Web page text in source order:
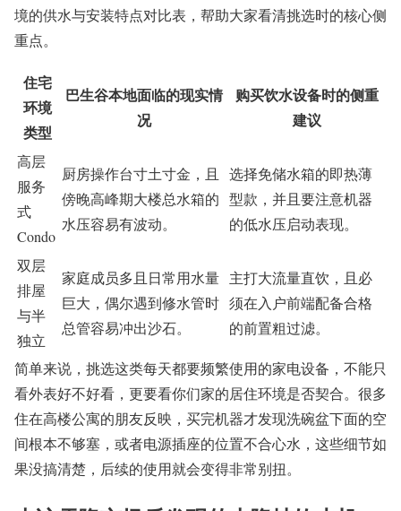
境的供水与安装特点对比表，帮助大家看清挑选时的核心侧
重点。
住宅
环境
类型
巴生谷本地面临的现实情
况
购买饮水设备时的侧重
建议
高层
服务
式
Condo
厨房操作台寸土寸金，且
傍晚高峰期大楼总水箱的
水压容易有波动。
选择免储水箱的即热薄
型款，并且要注意机器
的低水压启动表现。
双层
排屋
与半
独立
家庭成员多且日常用水量
巨大，偶尔遇到修水管时
总管容易冲出沙石。
主打大流量直饮，且必
须在入户前端配备合格
的前置粗过滤。
简单来说，挑选这类每天都要频繁使用的家电设备，不能只
看外表好不好看，更要看你们家的居住环境是否契合。很多
住在高楼公寓的朋友反映，买完机器才发现洗碗盆下面的空
间根本不够塞，或者电源插座的位置不合心水，这些细节如
果没搞清楚，后续的使用就会变得非常别扭。